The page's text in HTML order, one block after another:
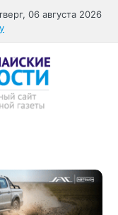
06 августа 2026